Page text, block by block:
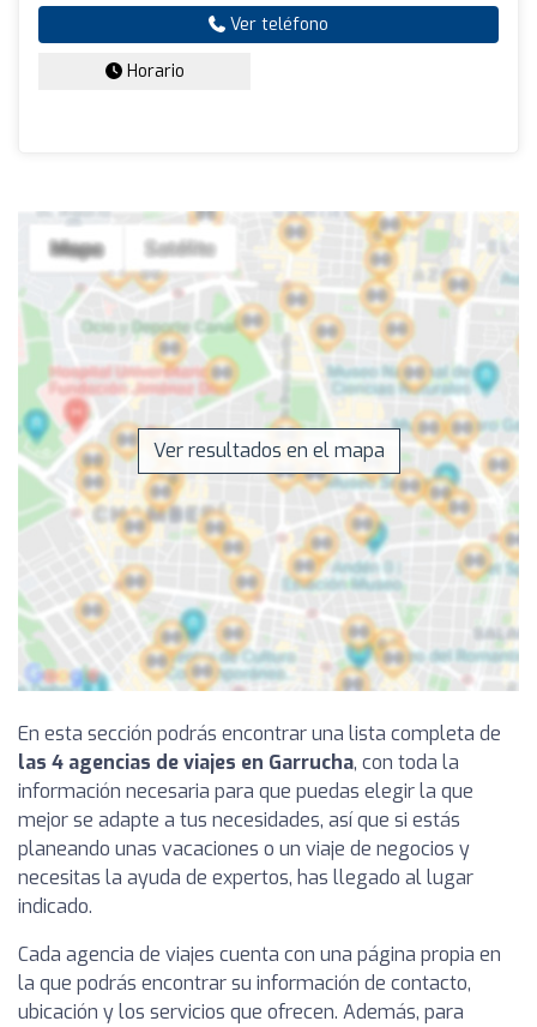
Ver teléfono
Horario
Ver resultados en el mapa
En esta sección podrás encontrar una lista completa de
las 4 agencias de viajes en Garrucha, con toda la
información necesaria para que puedas elegir la que
mejor se adapte a tus necesidades, así que si estás
planeando unas vacaciones o un viaje de negocios y
necesitas la ayuda de expertos, has llegado al lugar
indicado.
Cada agencia de viajes cuenta con una página propia en
la que podrás encontrar su información de contacto,
ubicación y los servicios que ofrecen. Además, para